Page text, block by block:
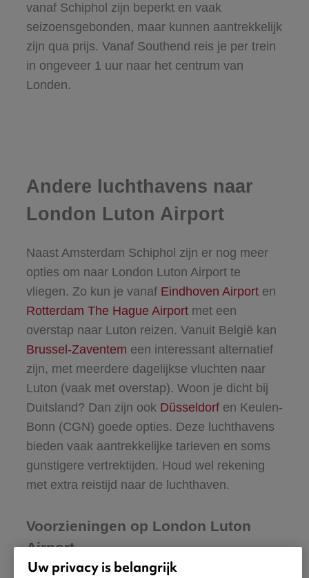
vanaf Schiphol zijn beperkt en vaak
seizoensgebonden, maar kunnen aantrekkelijk
zijn qua prijs. Vanaf Southend reis je per trein
in ongeveer 1 uur naar het centrum van
Londen.
Andere luchthavens naar
London Luton Airport
Naast Amsterdam Schiphol zijn er nog meer
opties om naar London Luton Airport te
vliegen. Zo kun je vanaf Eindhoven Airporten
Rotterdam The Hague Airportmet een
overstap naar Luton reizen. Vanuit België kan
Brussel-Zaventem een interessant alternatief
zijn, met meerdere dagelijkse vluchten naar
Luton (vaak met overstap). Woon je dicht bij
Duitsland? Dan zijn ook Düsseldorfen Keulen-
Bonn (CGN) goede opties. Deze luchthavens
bieden vaak aantrekkelijke tarieven en soms
gunstigere vertrektijden. Houd wel rekening
met extra reistijd naar de luchthaven.
Voorzieningen op London Luton
Airport
Uw privacy is belangrijk